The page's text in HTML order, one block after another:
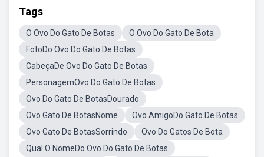
Tags
O Ovo Do Gato De Botas
O Ovo Do Gato De Bota
FotoDo Ovo Do Gato De Botas
CabeçaDe Ovo Do Gato De Botas
PersonagemOvo Do Gato De Botas
Ovo Do Gato De BotasDourado
Ovo Gato De BotasNome
Ovo AmigoDo Gato De Botas
Ovo Gato De BotasSorrindo
Ovo Do Gatos De Bota
Qual O NomeDo Ovo Do Gato De Botas